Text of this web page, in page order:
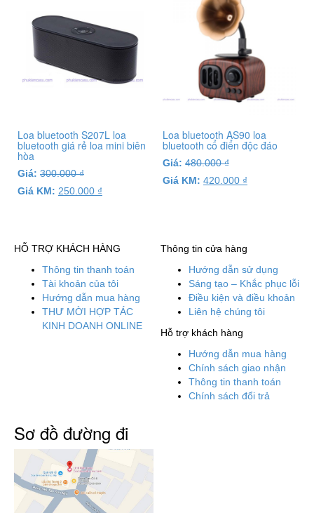
Loa bluetooth S207L loa
bluetooth giá rẻ loa mini biên
hòa
Giá: 300.000₫
Giá KM: 250.000 ₫
Loa bluetooth AS90 loa
bluetooth cổ điển độc đáo
Giá: 480.000₫
Giá KM: 420.000 ₫
HỖ TRỢ KHÁCH HÀNG
Thông tin thanh toán
Tài khoản của tôi
Hướng dẫn mua hàng
THƯ MỜI HỢP TÁC
KINH DOANH ONLINE
Thông tin cửa hàng
Hướng dẫn sử dụng
Sáng tạo – Khắc phục lỗi
Điều kiện và điều khoản
Liên hệ chúng tôi
Hỗ trợ khách hàng
Hướng dẫn mua hàng
Chính sách giao nhận
Thông tin thanh toán
Chính sách đổi trả
Sơ đồ đường đi